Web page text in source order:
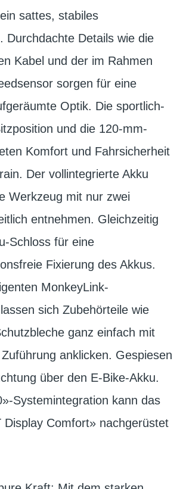
sattes, stabiles
Durchdachte Details wie die
Kabel und der im Rahmen
sorgen für eine
Optik. Die sportlich-
und die 120-mm-
Komfort und Fahrsicherheit
Der vollintegrierte Akku
Werkzeug mit nur zwei
entnehmen. Gleichzeitig
Schloss für eine
Fixierung des Akkus.
MonkeyLink-
sich Zubehörteile wie
ganz einfach mit
anklicken. Gespiesen
über den E-Bike-Akku.
Systemintegration kann das
Display Comfort» nachgerüstet